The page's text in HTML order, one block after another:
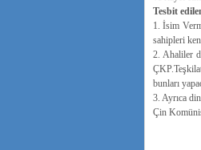
Tesbit
1. İsim
sahipleri
2. Ahaliler
bunları
3. Ayrıca
Çin